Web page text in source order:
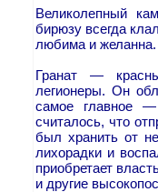
Великолепный
бирюзу всегда
любима и желанна.
Гранат —
легионеры. Он
самое главное
считалось, что
был хранить от
лихорадки и
приобретает
и другие